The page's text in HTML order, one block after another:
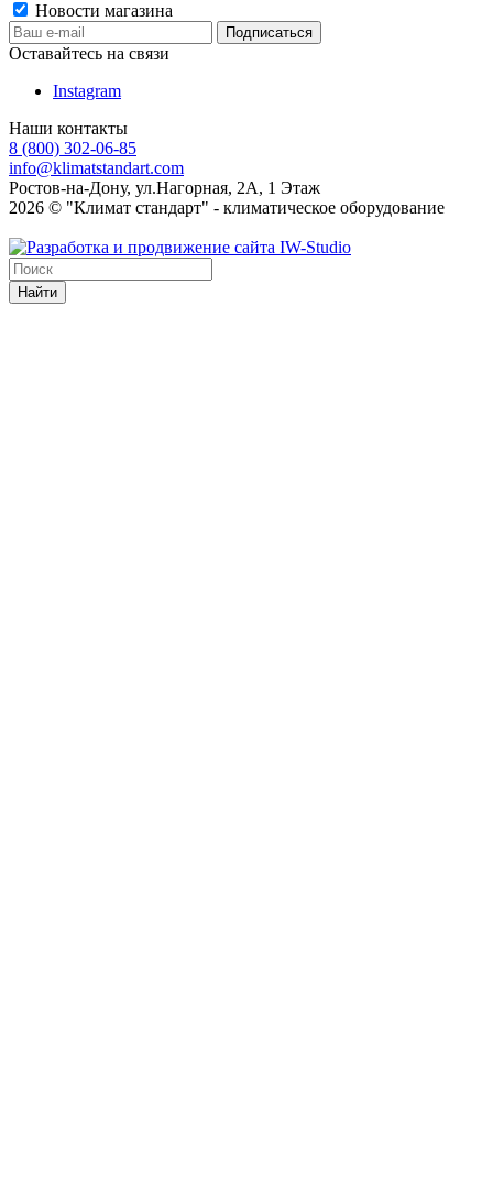
Новости магазина
Оставайтесь на связи
Instagram
Наши контакты
8 (800) 302-06-85
info@klimatstandart.com
Ростов-на-Дону, ул.Нагорная, 2А, 1 Этаж
2026 © "Климат стандарт" - климатическое оборудование
Найти